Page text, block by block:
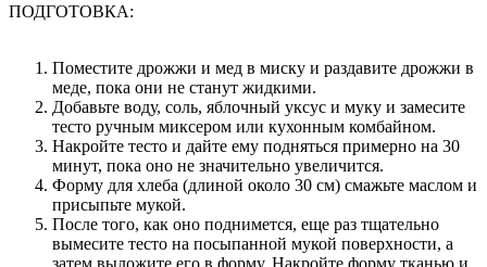
ПОДГОТОВКА:
Поместите дрожжи и мед в миску и раздавите дрожжи в
меде, пока они не станут жидкими.
Добавьте воду, соль, яблочный уксус и муку и замесите
тесто ручным миксером или кухонным комбайном.
Накройте тесто и дайте ему подняться примерно на 30
минут, пока оно не значительно увеличится.
Форму для хлеба (длиной около 30 см) смажьте маслом и
присыпьте мукой.
После того, как оно поднимется, еще раз тщательно
вымесите тесто на посыпанной мукой поверхности, а
затем выложите его в форму. Накройте форму тканью и